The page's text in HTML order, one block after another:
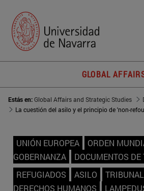
GLOBAL
Estás en:Global Affairs and Strategic Studies
UNIÓN EUROPEA
ORDEN
GOBERNANZA
DOCUMENTOS DE
REFUGIADOS
ASILO
DERECHOS HUMANOS